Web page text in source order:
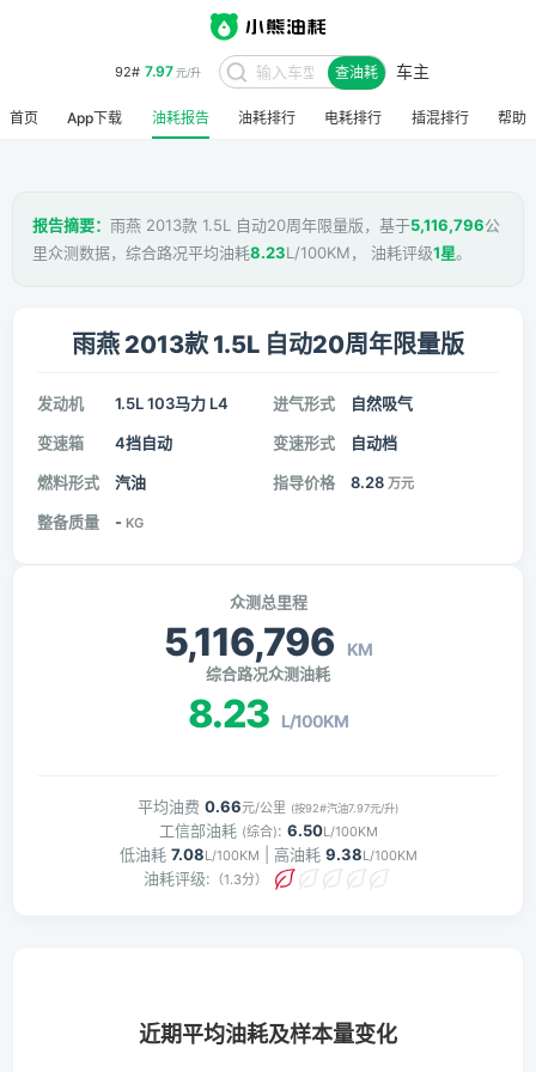
92# 7.97元/升 查油耗 车主
首页 App下载 油耗报告 油耗排行 电耗排行 插混排行 帮助
报告摘要： 雨燕 2013款 1.5L 自动20周年限量版，基于5,116,796公
里众测数据，综合路况平均油耗8.23L/100KM， 油耗评级1星。
雨燕 2013款 1.5L 自动20周年限量版
发动机 1.5L 103马力 L4 进气形式 自然吸气
变速箱 4挡自动 变速形式 自动档
燃料形式 汽油 指导价格 8.28 万元
整备质量 - KG
众测总里程
5,116,796 KM
综合路况众测油耗
8.23 L/100KM
平均油费 0.66元/公里 (按92#汽油7.97元/升)
工信部油耗 (综合): 6.50L/100KM
低油耗 7.08L/100KM | 高油耗 9.38L/100KM
油耗评级: （1.3分）